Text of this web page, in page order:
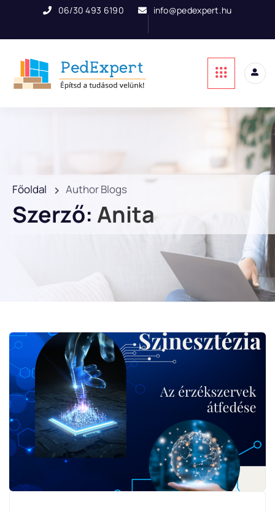
06/30 493 6190 info@pedexpert.hu
Főoldal Author Blogs
Szerző: Anita